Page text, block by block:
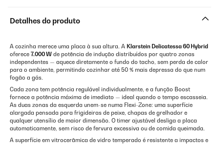
Detalhes do produto
A cozinha merece uma placa à sua altura. A Klarstein Delicatessa 60 Hybrid
oferece 7.000 W de potência de indução distribuídos por quatro zonas
independentes — aquece diretamente o fundo do tacho, sem perda de calor
para o ambiente, permitindo cozinhar até 50 % mais depressa do que num
fogão a gás.
Cada zona tem potência regulável individualmente, e a função Boost
fornece a potência máxima de imediato — ideal quando o tempo escasseia.
As duas zonas da esquerda unem-se numa Flexi-Zone: uma superfície
alargada pensada para frigideiras de peixe, chapas de grelhador e
qualquer utensílio de maior dimensão. O timer ajustável desliga a placa
automaticamente, sem risco de fervura excessiva ou de comida queimada.
A superfície em vitrocerâmica de vidro temperado é resistente a impactos e